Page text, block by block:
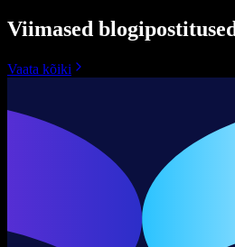
Viimased blogipostitused
Vaata kõiki